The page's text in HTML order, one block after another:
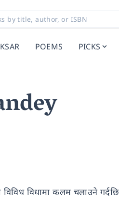
POEMS PICKS
विधामा कलम चलाउने